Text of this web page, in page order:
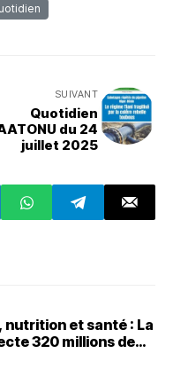
SUIVANT
Quotidien
du 24
juillet 2025
et santé : La
320 millions de